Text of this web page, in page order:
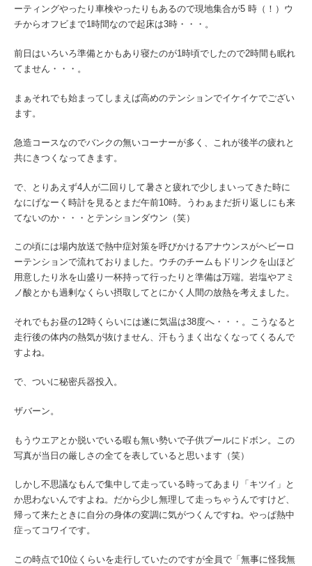
ーティングやったり車検やったりもあるので現地集合が5 時（！）ウ
チからオフビまで1時間なので起床は3時・・・。
前日はいろいろ準備とかもあり寝たのが1時頃でしたので2時間も眠れ
てません・・・。
まぁそれでも始まってしまえば高めのテンションでイケイケでござい
ます。
急造コースなのでバンクの無いコーナーが多く、これが後半の疲れと
共にきつくなってきます。
で、とりあえず4人が二回りして暑さと疲れで少しまいってきた時に
なにげなーく時計を見るとまだ午前10時。うわぁまだ折り返しにも来
てないのか・・・とテンションダウン（笑）
この頃には場内放送で熱中症対策を呼びかけるアナウンスがヘビーロ
ーテンションで流れておりました。ウチのチームもドリンクを山ほど
用意したり氷を山盛り一杯持って行ったりと準備は万端。岩塩やアミ
ノ酸とかも過剰なくらい摂取してとにかく人間の放熱を考えました。
それでもお昼の12時くらいには遂に気温は38度へ・・・。こうなると
走行後の体内の熱気が抜けません、汗もうまく出なくなってくるんで
すよね。
で、ついに秘密兵器投入。
ザバーン。
もうウエアとか脱いでいる暇も無い勢いで子供プールにドボン。この
写真が当日の厳しさの全てを表していると思います（笑）
しかし不思議なもんで集中して走っている時ってあまり「キツイ」と
か思わないんですよね。だから少し無理して走っちゃうんですけど、
帰って来たときに自分の身体の変調に気がつくんですね。やっぱ熱中
症ってコワイです。
この時点で10位くらいを走行していたのですが全員で「無事に怪我無